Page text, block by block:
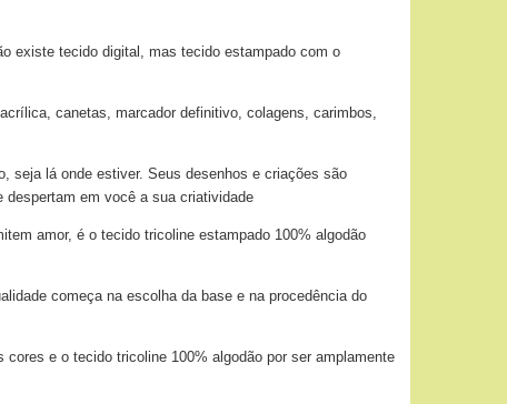
existe tecido digital, mas tecido estampado com o
canetas, marcador definitivo, colagens, carimbos,
seja lá onde estiver. Seus desenhos e criações são
despertam em você a sua criatividade
amor, é o tecido tricoline estampado 100% algodão
começa na escolha da base e na procedência do
e o tecido tricoline 100% algodão por ser amplamente